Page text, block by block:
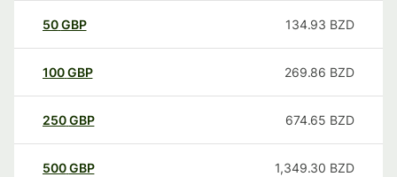
50GBP 134.93 BZD
100GBP 269.86 BZD
250GBP 674.65 BZD
500GBP 1,349.30 BZD